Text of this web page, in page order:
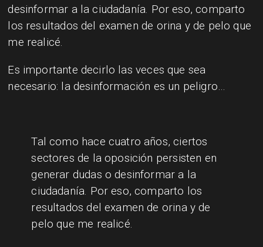
desinformar a la ciudadanía. Por eso, comparto
los resultados del examen de orina y de pelo que
me realicé.
Es importante decirlo las veces que sea
necesario: la desinformación es un peligro…
Tal como hace cuatro años, ciertos
sectores de la oposición persisten en
generar dudas o desinformar a la
ciudadanía. Por eso, comparto los
resultados del examen de orina y de
pelo que me realicé.